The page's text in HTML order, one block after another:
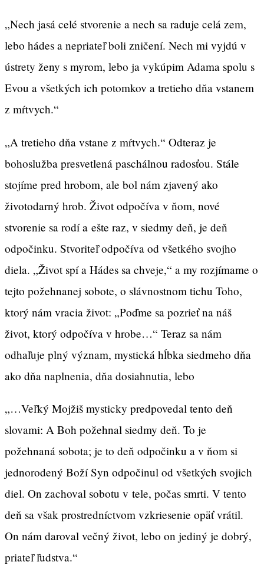
„Nech jasá celé stvorenie a nech sa raduje celá zem,
lebo hádes a nepriateľ boli zničení. Nech mi vyjdú v
ústrety ženy s myrom, lebo ja vykúpim Adama spolu s
Evou a všetkých ich potomkov a tretieho dňa vstanem
z mŕtvych.“
„A tretieho dňa vstane z mŕtvych.“ Odteraz je
bohoslužba presvetlená paschálnou radosťou. Stále
stojíme pred hrobom, ale bol nám zjavený ako
životodarný hrob. Život odpočíva v ňom, nové
stvorenie sa rodí a ešte raz, v siedmy deň, je deň
odpočinku. Stvoriteľ odpočíva od všetkého svojho
diela. „Život spí a Hádes sa chveje,“ a my rozjímame o
tejto požehnanej sobote, o slávnostnom tichu Toho,
ktorý nám vracia život: „Poďme sa pozrieť na náš
život, ktorý odpočíva v hrobe…“ Teraz sa nám
odhaľuje plný význam, mystická hĺbka siedmeho dňa
ako dňa naplnenia, dňa dosiahnutia, lebo
„…Veľký Mojžiš mysticky predpovedal tento deň
slovami: A Boh požehnal siedmy deň. To je
požehnaná sobota; je to deň odpočinku a v ňom si
jednorodený Boží Syn odpočinul od všetkých svojich
diel. On zachoval sobotu v tele, počas smrti. V tento
deň sa však prostredníctvom vzkriesenie opäť vrátil.
On nám daroval večný život, lebo on jediný je dobrý,
priateľ ľudstva.“